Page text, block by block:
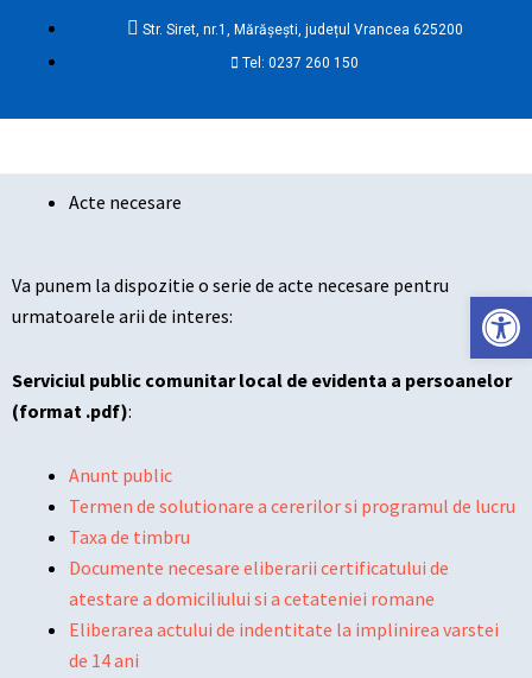
Str. Siret, nr.1, Mărășești, județul Vrancea 625200
Tel: 0237 260 150
Acte necesare
Va punem la dispozitie o serie de acte necesare pentru
urmatoarele arii de interes:
Serviciul public comunitar local de evidenta a persoanelor
(format .pdf):
Anunt public
Termen de solutionare a cererilor si programul de lucru
Taxa de timbru
Documente necesare eliberarii certificatului de
atestare a domiciliului si a cetateniei romane
Eliberarea actului de indentitate la implinirea varstei
de 14 ani
Deschide